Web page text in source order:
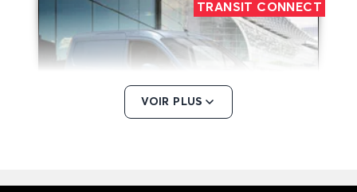
TRANSIT CONNECT
TRANSIT COURIER
VOIR PLUS